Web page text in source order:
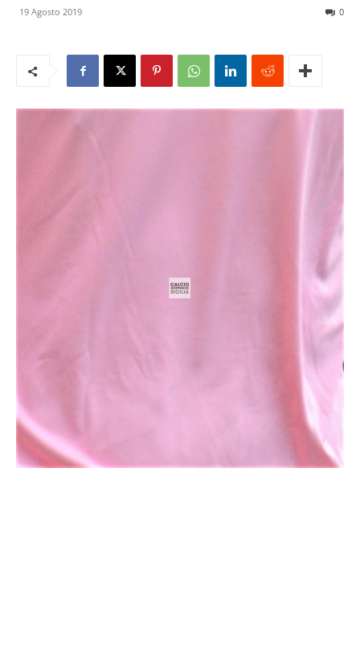
19 Agosto 2019 0